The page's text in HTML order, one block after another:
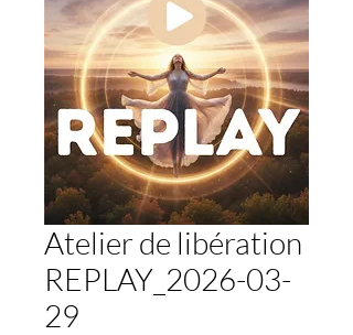
Atelier de libération
REPLAY_2026-03-
29